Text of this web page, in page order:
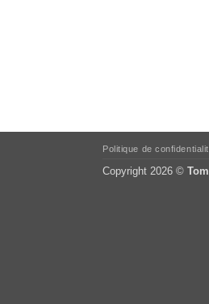
Politique de
Copyright 2026 ©